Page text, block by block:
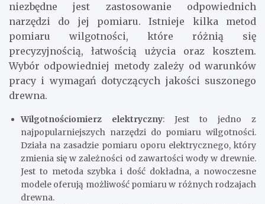
niezbędne jest zastosowanie odpowiednich
narzędzi do jej pomiaru. Istnieje kilka metod
pomiaru wilgotności, które różnią się
precyzyjnością, łatwością użycia oraz kosztem.
Wybór odpowiedniej metody zależy od warunków
pracy i wymagań dotyczących jakości suszonego
drewna.
Wilgotnościomierz elektryczny: Jest to jedno z
najpopularniejszych narzędzi do pomiaru wilgotności.
Działa na zasadzie pomiaru oporu elektrycznego, który
zmienia się w zależności od zawartości wody w drewnie.
Jest to metoda szybka i dość dokładna, a nowoczesne
modele oferują możliwość pomiaru w różnych rodzajach
drewna.